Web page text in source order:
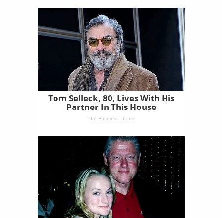
Tom Selleck, 80, Lives With His
Partner In This House
The Business Leads